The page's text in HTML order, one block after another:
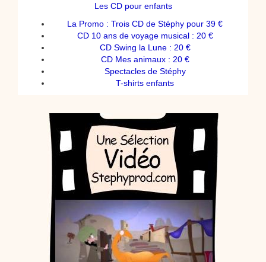
Les CD pour enfants
La Promo : Trois CD de Stéphy pour 39 €
CD 10 ans de voyage musical : 20 €
CD Swing la Lune : 20 €
CD Mes animaux : 20 €
Spectacles de Stéphy
T-shirts enfants